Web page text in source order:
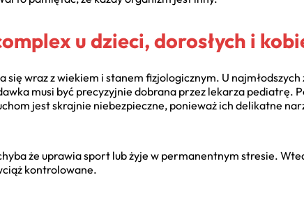
u dzieci, dorosłych i
wraz z wiekiem i stanem fizjologicznym. U
musi być precyzyjnie dobrana przez lekarza pediatrę.
jest skrajnie niebezpieczne, ponieważ ich delikatne
że uprawia sport lub żyje w permanentnym stresie.
kontrolowane.